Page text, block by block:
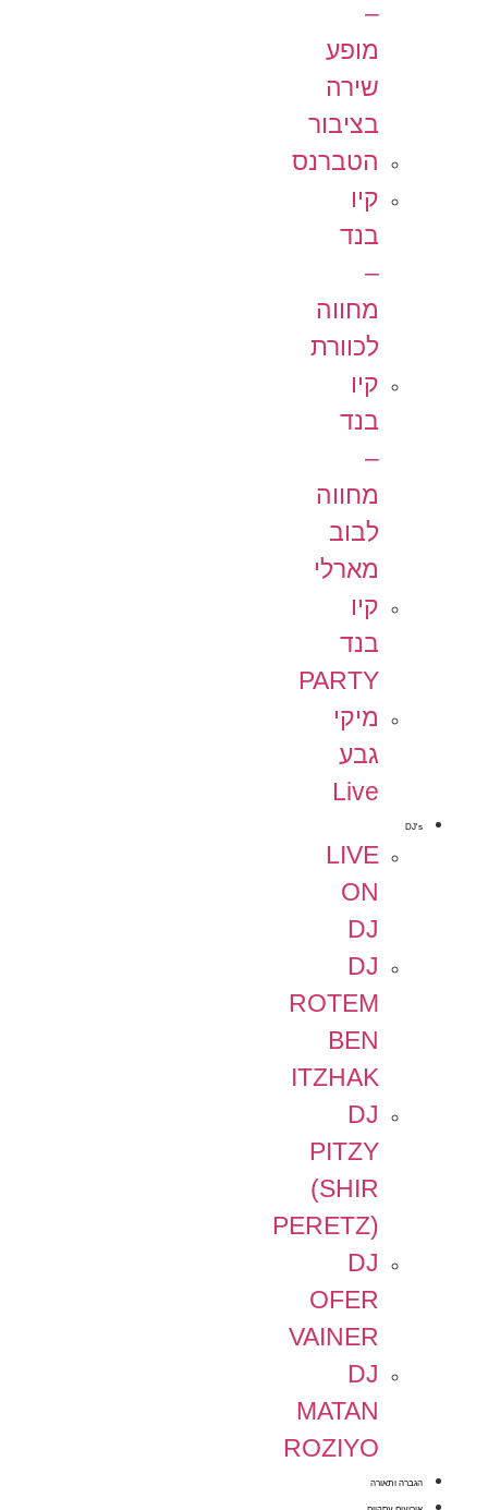
–
מופע
שירה
בציבור
הטברנס
קיו
בנד
–
מחווה
לכוורת
קיו
בנד
–
מחווה
לבוב
מארלי
קיו
בנד
PARTY
מיקי
גבע
Live
DJ's
LIVE
ON
DJ
DJ
ROTEM
BEN
ITZHAK
DJ
PITZY
(SHIR
PERETZ)
DJ
OFER
VAINER
DJ
MATAN
ROZIYO
הגברה ותאורה